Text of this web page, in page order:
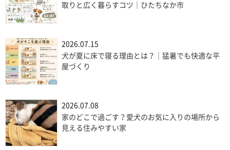
取りと広く暮らすコツ｜ひたちなか市
2026.07.15
犬が夏に床で寝る理由とは？｜猛暑でも快適な平
屋づくり
2026.07.08
家のどこで過ごす？愛犬のお気に入りの場所から
見える住みやすい家